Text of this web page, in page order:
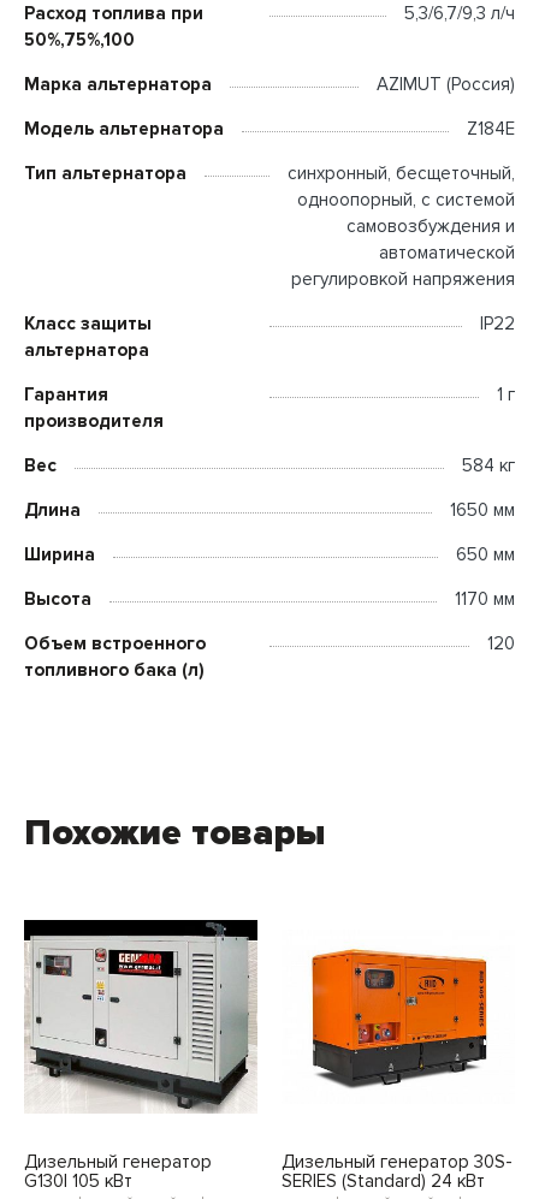
Расход топлива при
50%,75%,100
5,3/6,7/9,3 л/ч
Марка альтернатора AZIMUT (Россия)
Модель альтернатора Z184E
Тип альтернатора
синхронный, бесщеточный,
одноопорный, с системой
самовозбуждения и
автоматической
регулировкой напряжения
Класс защиты
альтернатора
IP22
Гарантия
производителя
1 г
Вес 584 кг
Длина 1650 мм
Ширина 650 мм
Высота 1170 мм
Объем встроенного
топливного бака (л)
120
Похожие товары
Дизельный генератор
G130I 105 кВт
Дизельный генератор 30S-
SERIES (Standard) 24 кВт